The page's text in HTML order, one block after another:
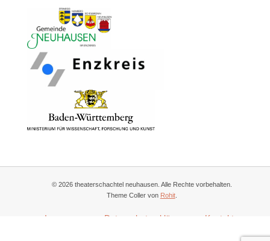
© 2026 theaterschachtel neuhausen. Alle Rechte vorbehalten.
Theme Coller von Rohit.
Impressum Datenschutzerklärung Kontakt